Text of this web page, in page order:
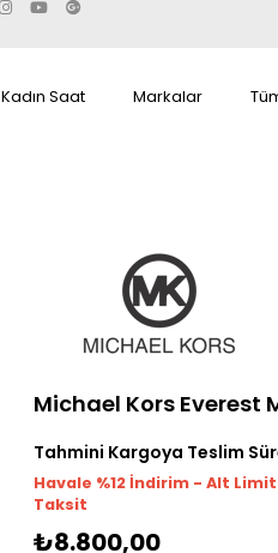
Kadın Saat Markalar
Michael Kors Everest
Tahmini Kargoya Teslim
Havale %12 İndirim - Alt
Taksit
₺8.800,00